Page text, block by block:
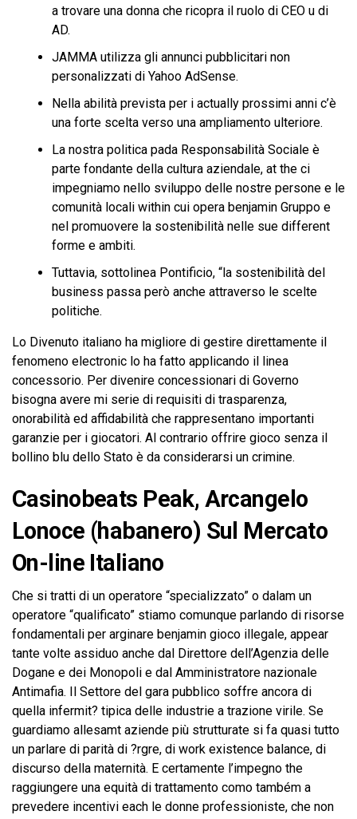
a trovare una donna che ricopra il ruolo di CEO u di
AD.
JAMMA utilizza gli annunci pubblicitari non
personalizzati di Yahoo AdSense.
Nella abilità prevista per i actually prossimi anni c’è
una forte scelta verso una ampliamento ulteriore.
La nostra politica pada Responsabilità Sociale è
parte fondante della cultura aziendale, at the ci
impegniamo nello sviluppo delle nostre persone e le
comunità locali within cui opera benjamin Gruppo e
nel promuovere la sostenibilità nelle sue different
forme e ambiti.
Tuttavia, sottolinea Pontificio, “la sostenibilità del
business passa però anche attraverso le scelte
politiche.
Lo Divenuto italiano ha migliore di gestire direttamente il
fenomeno electronic lo ha fatto applicando il linea
concessorio. Per divenire concessionari di Governo
bisogna avere mi serie di requisiti di trasparenza,
onorabilità ed affidabilità che rappresentano importanti
garanzie per i giocatori. Al contrario offrire gioco senza il
bollino blu dello Stato è da considerarsi un crimine.
Casinobeats Peak, Arcangelo
Lonoce (habanero) Sul Mercato
On-line Italiano
Che si tratti di un operatore “specializzato” o dalam un
operatore “qualificato” stiamo comunque parlando di risorse
fondamentali per arginare benjamin gioco illegale, appear
tante volte assiduo anche dal Direttore dell’Agenzia delle
Dogane e dei Monopoli e dal Amministratore nazionale
Antimafia. Il Settore del gara pubblico soffre ancora di
quella infermit? tipica delle industrie a trazione virile. Se
guardiamo allesamt aziende più strutturate si fa quasi tutto
un parlare di parità di ?rgre, di work existence balance, di
discurso della maternità. E certamente l’impegno the
raggiungere una equità di trattamento como também a
prevedere incentivi each le donne professioniste, che non